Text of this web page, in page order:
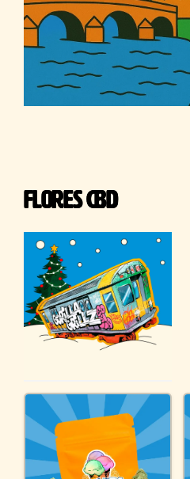
FLORES CBD